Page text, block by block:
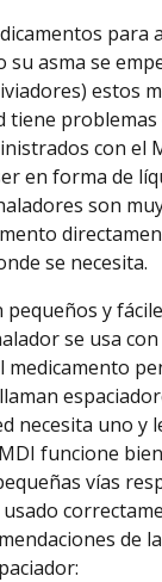
para
asma se
estos
tiene problemas
con el
en forma de
son
se necesita.
y
se usa
medicamento
necesita uno y
funcione
vías
de